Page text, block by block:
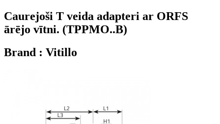
Caurejoši T veida adapteri ar ORFS
ārējo vītni. (TPPMO..B)
Brand : Vitillo